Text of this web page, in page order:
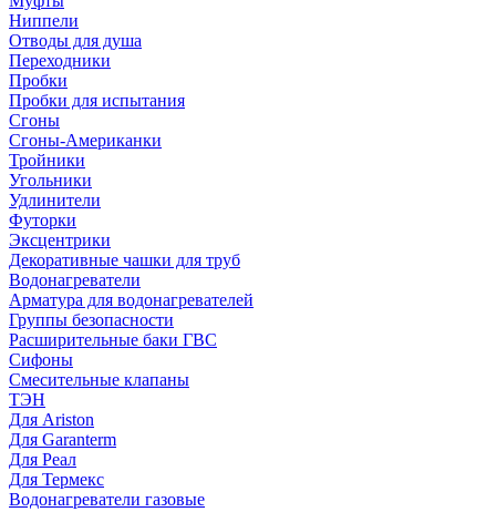
Ниппели
Отводы для душа
Переходники
Пробки
Пробки для испытания
Сгоны
Сгоны-Американки
Тройники
Угольники
Удлинители
Футорки
Эксцентрики
Декоративные чашки для труб
Водонагреватели
Арматура для водонагревателей
Группы безопасности
Расширительные баки ГВС
Сифоны
Смесительные клапаны
ТЭН
Для Ariston
Для Garanterm
Для Реал
Для Термекс
Водонагреватели газовые